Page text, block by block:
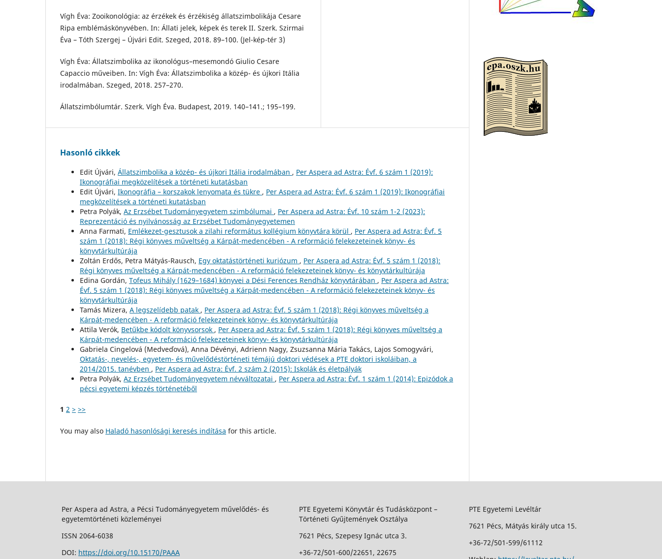
Vígh Éva: Zooikonológia: az érzékek és érzékiség állatszimbolikája Cesare
Ripa emblémáskönyvében. In: Állati jelek, képek és terek II. Szerk. Szirmai
Éva – Tóth Szergej – Újvári Edit. Szeged, 2018. 89–100. (Jel-kép-tér 3)
Vígh Éva: Állatszimbolika az ikonológus–mesemondó Giulio Cesare
Capaccio műveiben. In: Vígh Éva: Állatszimbolika a közép- és újkori Itália
irodalmában. Szeged, 2018. 257–270.
Állatszimbólumtár. Szerk. Vígh Éva. Budapest, 2019. 140–141.; 195–199.
Hasonló cikkek
Edit Újvári, Állatszimbolika a közép- és újkori Itália irodalmában , Per Aspera ad Astra: Évf. 6 szám 1 (2019):
Ikonográfiai megközelítések a történeti kutatásban
Edit Újvári, Ikonográfia – korszakok lenyomata és tükre , Per Aspera ad Astra: Évf. 6 szám 1 (2019): Ikonográfiai
megközelítések a történeti kutatásban
Petra Polyák, Az Erzsébet Tudományegyetem szimbólumai , Per Aspera ad Astra: Évf. 10 szám 1-2 (2023):
Reprezentáció és nyilvánosság az Erzsébet Tudományegyetemen
Anna Farmati, Emlékezet-gesztusok a zilahi református kollégium könyvtára körül , Per Aspera ad Astra: Évf. 5
szám 1 (2018): Régi könyves műveltség a Kárpát-medencében - A reformáció felekezeteinek könyv- és
könyvtárkultúrája
Zoltán Erdős, Petra Mátyás-Rausch, Egy oktatástörténeti kuriózum , Per Aspera ad Astra: Évf. 5 szám 1 (2018):
Régi könyves műveltség a Kárpát-medencében - A reformáció felekezeteinek könyv- és könyvtárkultúrája
Edina Gordán, Tofeus Mihály (1629–1684) könyvei a Dési Ferences Rendház könyvtárában , Per Aspera ad Astra:
Évf. 5 szám 1 (2018): Régi könyves műveltség a Kárpát-medencében - A reformáció felekezeteinek könyv- és
könyvtárkultúrája
Tamás Mizera, A legszelídebb patak , Per Aspera ad Astra: Évf. 5 szám 1 (2018): Régi könyves műveltség a
Kárpát-medencében - A reformáció felekezeteinek könyv- és könyvtárkultúrája
Attila Verók, Betűkbe kódolt könyvsorsok , Per Aspera ad Astra: Évf. 5 szám 1 (2018): Régi könyves műveltség a
Kárpát-medencében - A reformáció felekezeteinek könyv- és könyvtárkultúrája
Gabriela Cingelová (Medveďová), Anna Dévényi, Adrienn Nagy, Zsuzsanna Mária Takács, Lajos Somogyvári,
Oktatás-, nevelés-, egyetem- és művelődéstörténeti témájú doktori védések a PTE doktori iskoláiban, a
2014/2015. tanévben , Per Aspera ad Astra: Évf. 2 szám 2 (2015): Iskolák és életpályák
Petra Polyák, Az Erzsébet Tudományegyetem névváltozatai , Per Aspera ad Astra: Évf. 1 szám 1 (2014): Epizódok a
pécsi egyetemi képzés történetéből
1 2 > >>
You may also Haladó hasonlósági keresés indítása for this article.
Per Aspera ad Astra, a Pécsi Tudományegyetem művelődés- és
egyetemtörténeti közleményei
ISSN 2064-6038
DOI: https://doi.org/10.15170/PAAA
PTE Egyetemi Könyvtár és Tudásközpont –
Történeti Gyűjtemények Osztálya
7621 Pécs, Szepesy Ignác utca 3.
+36-72/501-600/22651, 22675
PTE Egyetemi Levéltár
7621 Pécs, Mátyás király utca 15.
+36-72/501-599/61112